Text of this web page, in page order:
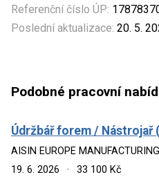
Referenční číslo ÚP:
Poslední aktualizace: 20. 5.
Podobné pracovní
Údržbář forem / Nástrojař
AISIN EUROPE
19. 6. 2026
· 33 100 Kč